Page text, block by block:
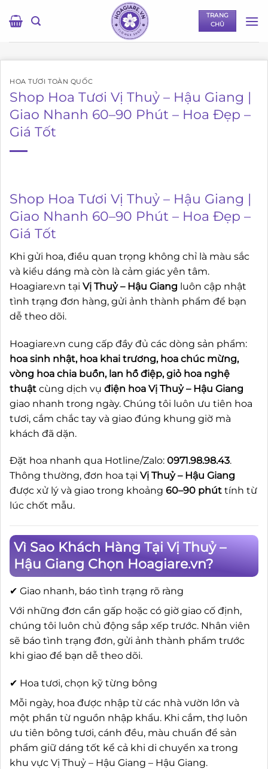
qua
TRANG
CHỦ
HOA TƯƠI TOÀN QUỐC
Shop Hoa Tươi Vị Thuỷ – Hậu Giang |
Giao Nhanh 60–90 Phút – Hoa Đẹp –
Giá Tốt
Shop Hoa Tươi Vị Thuỷ – Hậu Giang |
Giao Nhanh 60–90 Phút – Hoa Đẹp –
Giá Tốt
Khi gửi hoa, điều quan trọng không chỉ là màu sắc
và kiểu dáng mà còn là cảm giác yên tâm.
Hoagiare.vn tại Vị Thuỷ – Hậu Giang luôn cập nhật
tình trạng đơn hàng, gửi ảnh thành phẩm để bạn
dễ theo dõi.
Hoagiare.vn cung cấp đầy đủ các dòng sản phẩm:
hoa sinh nhật, hoa khai trương, hoa chúc mừng,
vòng hoa chia buồn, lan hồ điệp, giỏ hoa nghệ
thuật cùng dịch vụ điện hoa Vị Thuỷ – Hậu Giang
giao nhanh trong ngày. Chúng tôi luôn ưu tiên hoa
tươi, cắm chắc tay và giao đúng khung giờ mà
khách đã dặn.
Đặt hoa nhanh qua Hotline/Zalo: 0971.98.98.43.
Thông thường, đơn hoa tại Vị Thuỷ – Hậu Giang
được xử lý và giao trong khoảng 60–90 phút tính từ
lúc chốt mẫu.
Vì Sao Khách Hàng Tại Vị Thuỷ –
Hậu Giang Chọn Hoagiare.vn?
✔ Giao nhanh, báo tình trạng rõ ràng
Với những đơn cần gấp hoặc có giờ giao cố định,
chúng tôi luôn chủ động sắp xếp trước. Nhân viên
sẽ báo tình trạng đơn, gửi ảnh thành phẩm trước
khi giao để bạn dễ theo dõi.
✔ Hoa tươi, chọn kỹ từng bông
Mỗi ngày, hoa được nhập từ các nhà vườn lớn và
một phần từ nguồn nhập khẩu. Khi cắm, thợ luôn
ưu tiên bông tươi, cánh đều, màu chuẩn để sản
phẩm giữ dáng tốt kể cả khi di chuyển xa trong
khu vực Vị Thuỷ – Hậu Giang – Hậu Giang.